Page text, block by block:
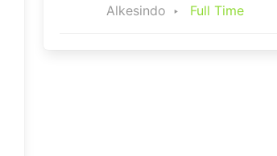
Alkesindo
Full Time